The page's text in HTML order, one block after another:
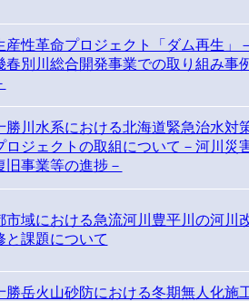
産性革命プロジェクト「ダム再生」
春別川総合開発事業での取り組み事
勝川水系における北海道緊急治水対
ロジェクトの取組について－河川災
旧事業等の進捗－
市域における急流河川豊平川の河川
と課題について
勝岳火山砂防における冬期無人化施